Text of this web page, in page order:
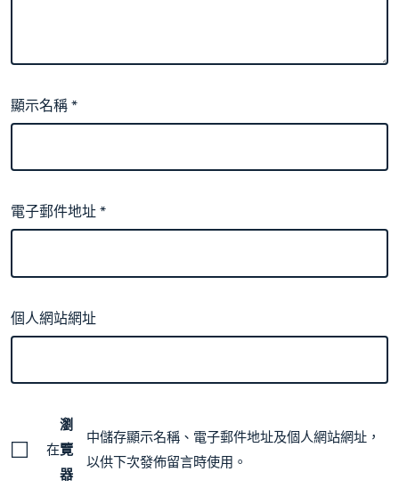
顯示名稱*
電子郵件地址*
個人網站網址
在
瀏
覽
器
中儲存顯示名稱、電子郵件地址及個人網站網址，
以供下次發佈留言時使用。